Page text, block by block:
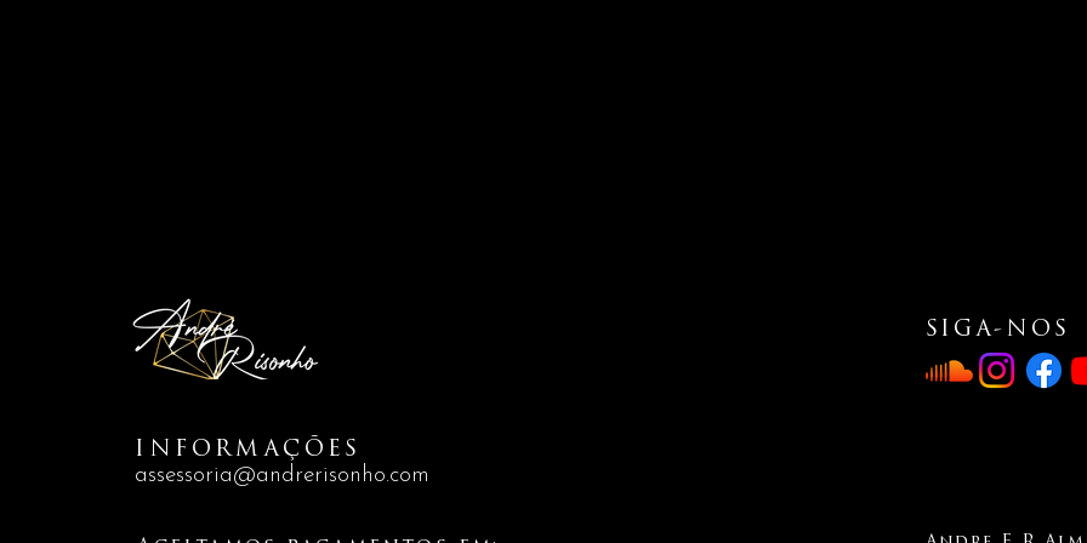
INFORMAÇÕES
assessoria@andrerisonho.com
SIGA-NOS